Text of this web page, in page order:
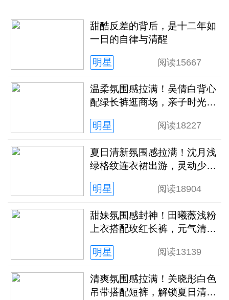
甜酷反差的背后，是十二年如
一日的自律与清醒
明星 阅读15667
温柔氛围感拉满！吴倩白背心
配绿长裤逛商场，亲子时光松
明星
阅读18227
夏日清新氛围感拉满！沈月浅
绿格纹连衣裙出游，灵动少女
明星
阅读18904
甜妹氛围感封神！田曦薇浅粉
上衣搭配玫红长裤，元气清甜
明星
阅读13139
清爽氛围感拉满！关晓彤白色
吊带搭配短裤，解锁夏日清冷